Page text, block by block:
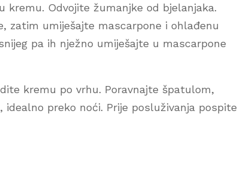
Odvojite žumanjke od bjelanjaka.
zatim umiješajte mascarpone i ohlađenu
pa ih nježno umiješajte u mascarpone
kremu po vrhu. Poravnajte špatulom,
preko noći. Prije posluživanja pospite